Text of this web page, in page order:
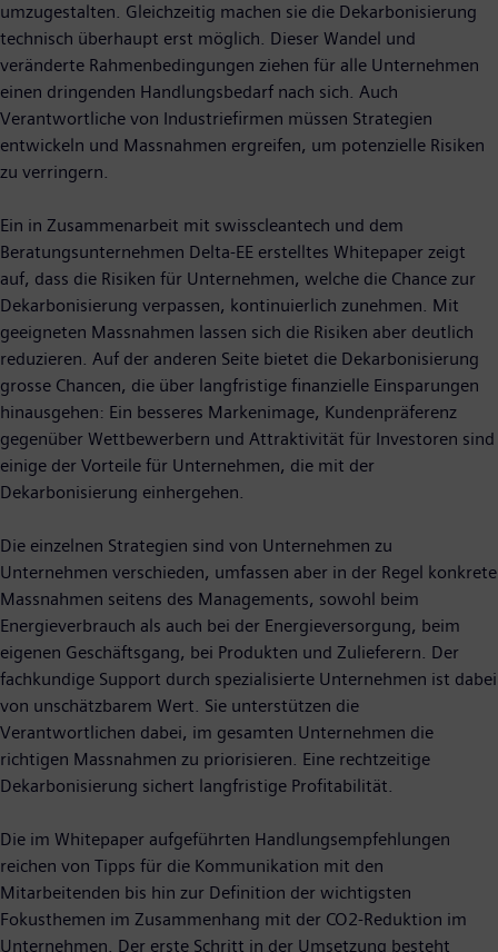
umzugestalten. Gleichzeitig machen sie die Dekarbonisierung
technisch überhaupt erst möglich. Dieser Wandel und
veränderte Rahmenbedingungen ziehen für alle Unternehmen
einen dringenden Handlungsbedarf nach sich. Auch
Verantwortliche von Industriefirmen müssen Strategien
entwickeln und Massnahmen ergreifen, um potenzielle Risiken
zu verringern.
Ein in Zusammenarbeit mit swisscleantech und dem
Beratungsunternehmen Delta-EE erstelltes Whitepaper zeigt
auf, dass die Risiken für Unternehmen, welche die Chance zur
Dekarbonisierung verpassen, kontinuierlich zunehmen. Mit
geeigneten Massnahmen lassen sich die Risiken aber deutlich
reduzieren. Auf der anderen Seite bietet die Dekarbonisierung
grosse Chancen, die über langfristige finanzielle Einsparungen
hinausgehen: Ein besseres Markenimage, Kundenpräferenz
gegenüber Wettbewerbern und Attraktivität für Investoren sind
einige der Vorteile für Unternehmen, die mit der
Dekarbonisierung einhergehen.
Die einzelnen Strategien sind von Unternehmen zu
Unternehmen verschieden, umfassen aber in der Regel konkrete
Massnahmen seitens des Managements, sowohl beim
Energieverbrauch als auch bei der Energieversorgung, beim
eigenen Geschäftsgang, bei Produkten und Zulieferern. Der
fachkundige Support durch spezialisierte Unternehmen ist dabei
von unschätzbarem Wert. Sie unterstützen die
Verantwortlichen dabei, im gesamten Unternehmen die
richtigen Massnahmen zu priorisieren. Eine rechtzeitige
Dekarbonisierung sichert langfristige Profitabilität.
Die im Whitepaper aufgeführten Handlungsempfehlungen
reichen von Tipps für die Kommunikation mit den
Mitarbeitenden bis hin zur Definition der wichtigsten
Fokusthemen im Zusammenhang mit der CO2-Reduktion im
Unternehmen. Der erste Schritt in der Umsetzung besteht